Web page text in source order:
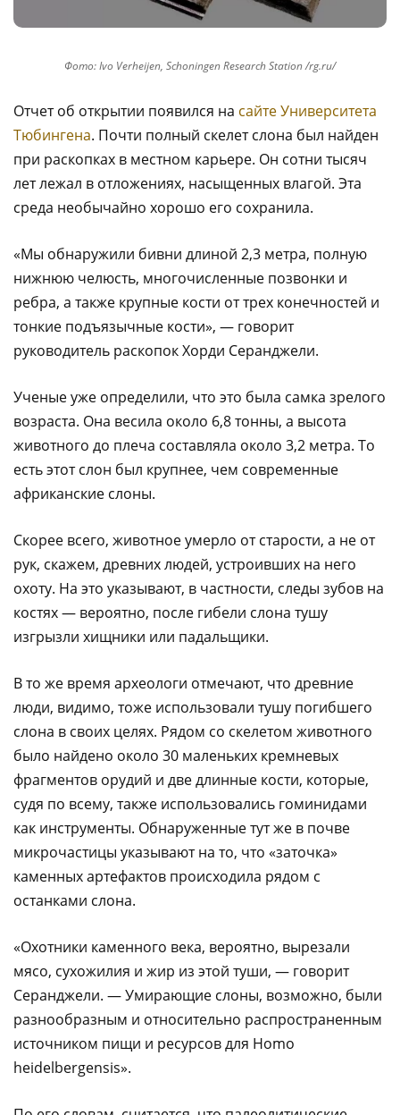
Фото: Ivo Verheijen, Schoningen Research Station /rg.ru/
Отчет об открытии появился на сайте Университета
Тюбингена. Почти полный скелет слона был найден
при раскопках в местном карьере. Он сотни тысяч
лет лежал в отложениях, насыщенных влагой. Эта
среда необычайно хорошо его сохранила.
«Мы обнаружили бивни длиной 2,3 метра, полную
нижнюю челюсть, многочисленные позвонки и
ребра, а также крупные кости от трех конечностей и
тонкие подъязычные кости», — говорит
руководитель раскопок Хорди Серанджели.
Ученые уже определили, что это была самка зрелого
возраста. Она весила около 6,8 тонны, а высота
животного до плеча составляла около 3,2 метра. То
есть этот слон был крупнее, чем современные
африканские слоны.
Скорее всего, животное умерло от старости, а не от
рук, скажем, древних людей, устроивших на него
охоту. На это указывают, в частности, следы зубов на
костях — вероятно, после гибели слона тушу
изгрызли хищники или падальщики.
В то же время археологи отмечают, что древние
люди, видимо, тоже использовали тушу погибшего
слона в своих целях. Рядом со скелетом животного
было найдено около 30 маленьких кремневых
фрагментов орудий и две длинные кости, которые,
судя по всему, также использовались гоминидами
как инструменты. Обнаруженные тут же в почве
микрочастицы указывают на то, что «заточка»
каменных артефактов происходила рядом с
останками слона.
«Охотники каменного века, вероятно, вырезали
мясо, сухожилия и жир из этой туши, — говорит
Серанджели. — Умирающие слоны, возможно, были
разнообразным и относительно распространенным
источником пищи и ресурсов для Homo
heidelbergensis».